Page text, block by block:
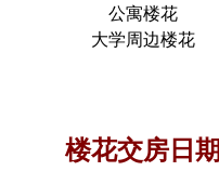
公寓楼花
大学周边楼花
楼花交房日期